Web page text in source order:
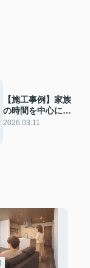
【施工事例】家族
の時間を中心に、
収納と動線を美し
2026.03.11